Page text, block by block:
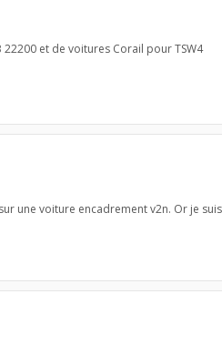
et de voitures Corail pour TSW4
une voiture encadrement v2n. Or je